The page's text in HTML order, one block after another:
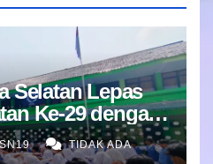
Selatan Lepas
Ke-29 dengan
TerbaikTIDAK ADA